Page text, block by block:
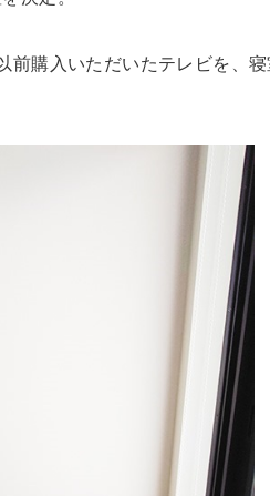
前購入いただいたテレビを、